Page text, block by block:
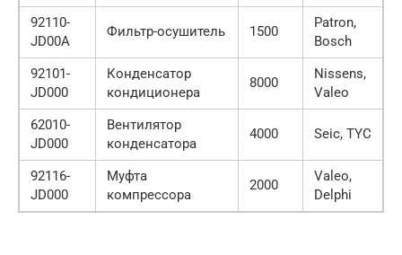
92110-
JD00A
Фильтр-осушитель 1500
Patron,
Bosch
92101-
JD000
Конденсатор
кондиционера
8000
Nissens,
Valeo
62010-
JD000
Вентилятор
конденсатора
4000 Seic, TYC
92116-
JD000
Муфта
компрессора
2000
Valeo,
Delphi